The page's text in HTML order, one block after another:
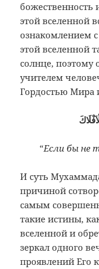
божественность
этой вселенной
ознакомлением
этой вселенной
солнце, поэтому
учителем
Гордостью Мира
“Если бы не
И суть
причиной
самым
такие истины,
вселенной и
зеркал одного
проявлений Его